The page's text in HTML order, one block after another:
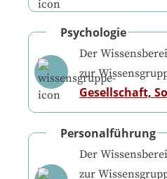
Psychologie
Der
zur
Gesellschaft,
Personalführung
Der
zur